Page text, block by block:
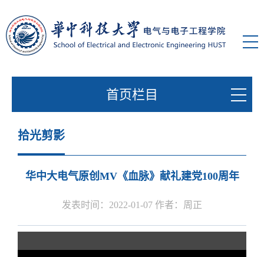
首页栏目
拾光剪影
华中大电气原创MV《血脉》献礼建党100周年
发表时间：2022-01-07 作者：周正